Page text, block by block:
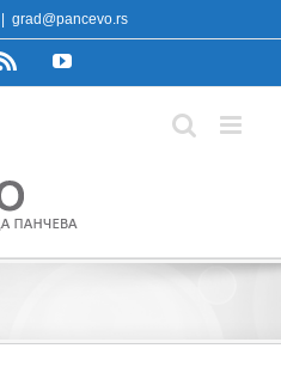
grad@pancevo.rs
Rss YouTube